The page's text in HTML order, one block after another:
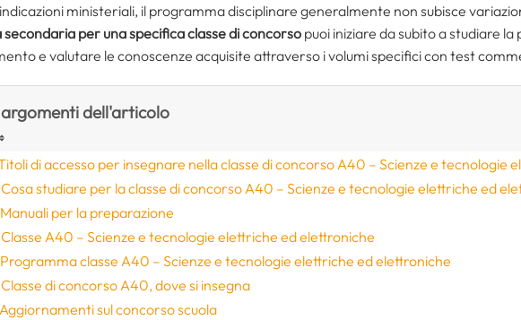
ministeriali, il programma disciplinare generalmente non subisce
secondaria per una specifica classe di concorso puoi iniziare da subito a studiare
e valutare le conoscenze acquisite attraverso i volumi specifici con test
dell'articolo
di accesso per insegnare nella classe di concorso A40 – Scienze e tecnologie
Cosa studiare per la classe di concorso A40 – Scienze e tecnologie elettriche ed
Manuali per la preparazione
Classe A40 – Scienze e tecnologie elettriche ed elettroniche
Programma classe A40 – Scienze e tecnologie elettriche ed elettroniche
Classe di concorso A40, dove si insegna
Aggiornamenti sul concorso scuola